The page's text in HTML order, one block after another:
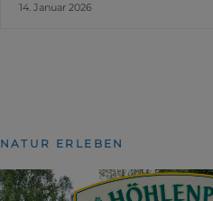
14. Januar 2026
NATUR ERLEBEN